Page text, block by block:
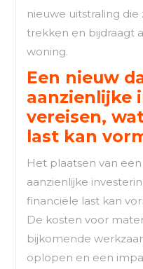
nieuwe uitstraling
trekken en bijdraagt
woning.
Een nieuw
aanzienlijke
vereisen,
last kan
Het plaatsen van
aanzienlijke
financiële last kan
De kosten voor
bijkomende
oplopen en een